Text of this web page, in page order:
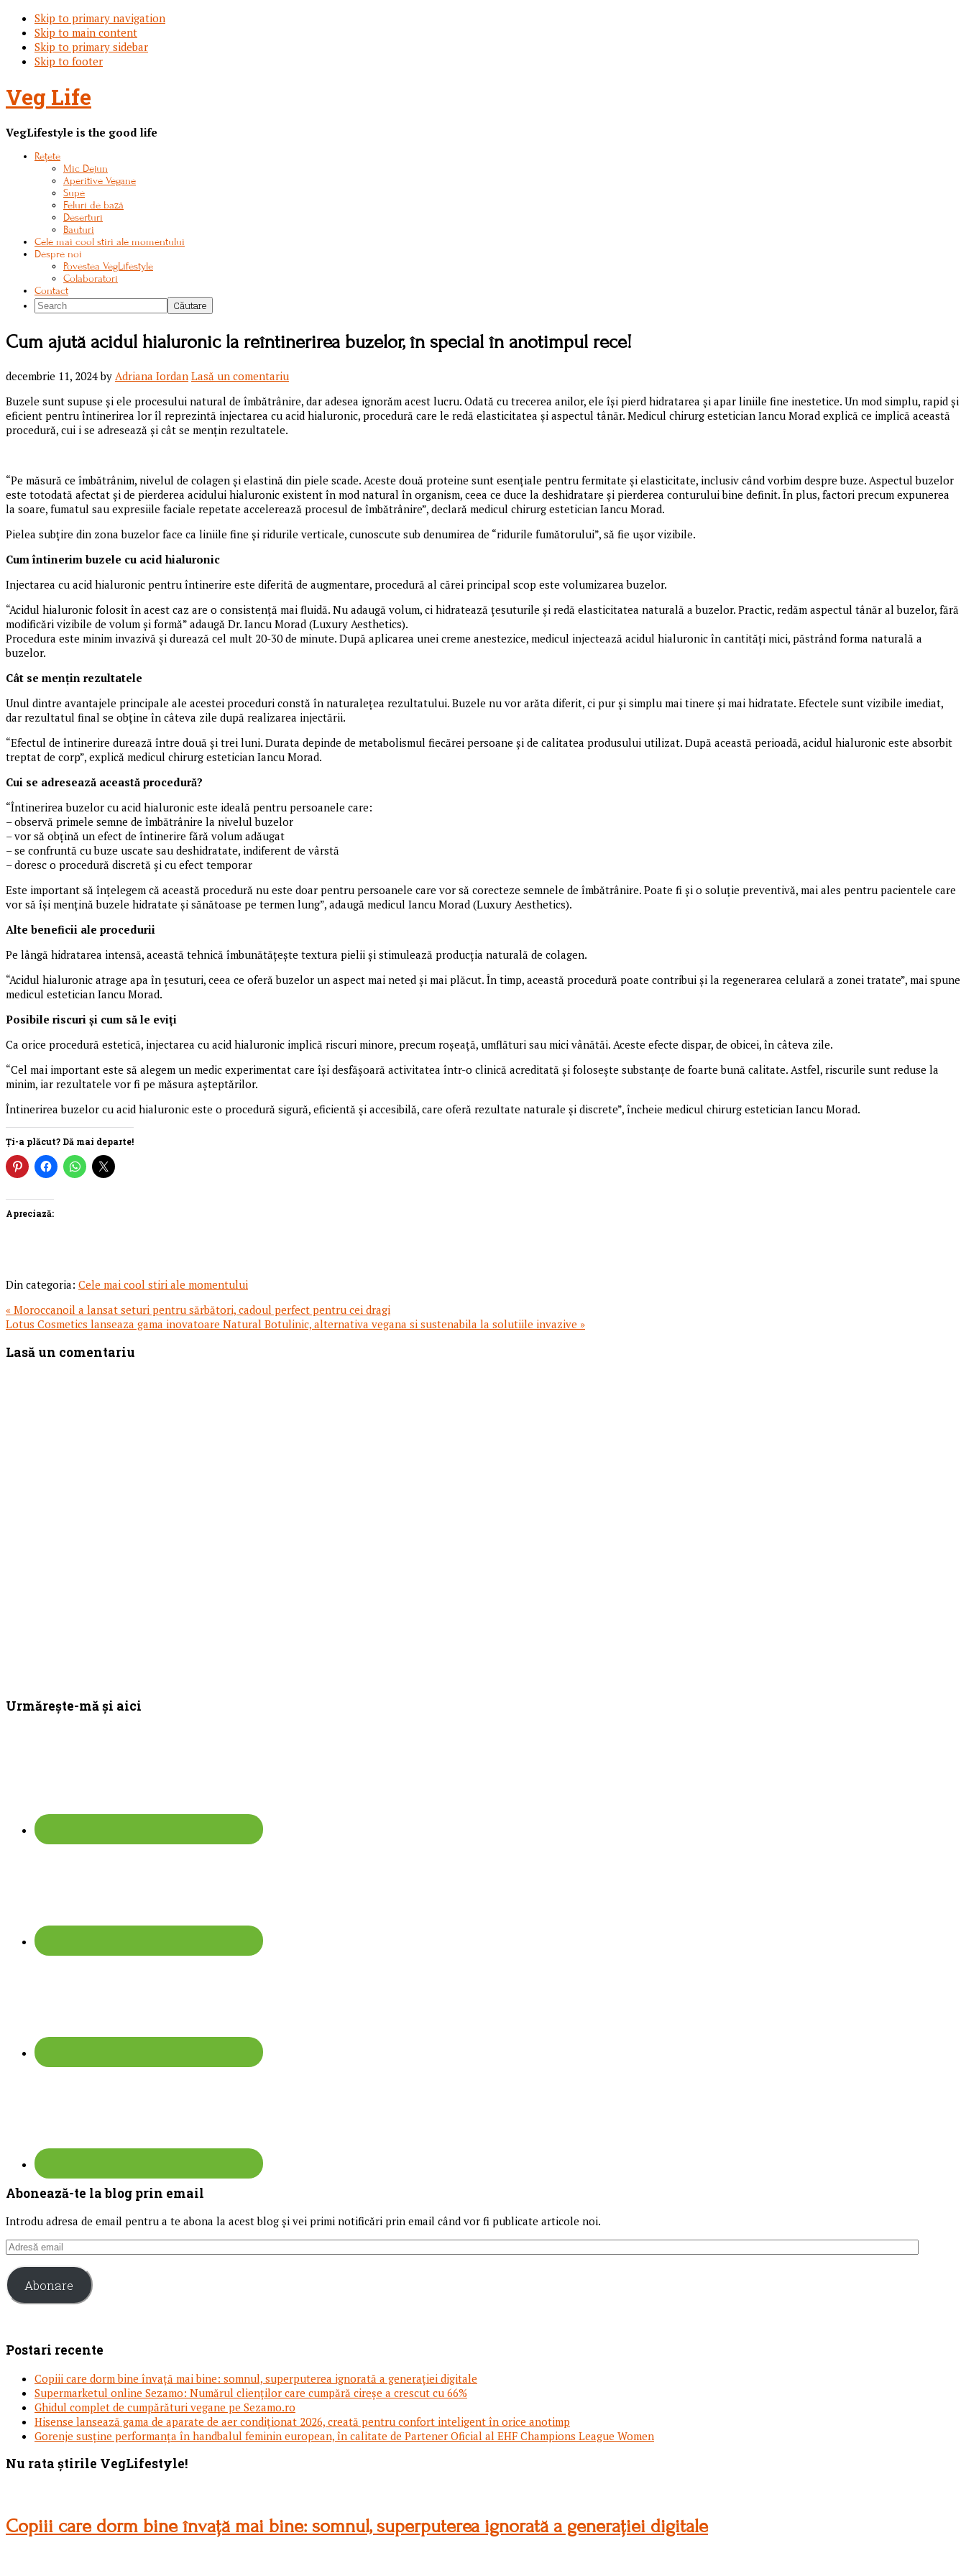
Skip to primary navigation
Skip to main content
Skip to primary sidebar
Skip to footer
Veg Life
VegLifestyle is the good life
Rețete
Mic Dejun
Aperitive Vegane
Supe
Feluri de bază
Deserturi
Bauturi
Cele mai cool stiri ale momentului
Despre noi
Povestea VegLifestyle
Colaboratori
Contact
Search
Cum ajută acidul hialuronic la reîntinerirea buzelor, în special în anotimpul rece!
decembrie 11, 2024by Adriana Iordan Lasă un comentariu
Buzele sunt supuse și ele procesului natural de îmbătrânire, dar adesea ignorăm acest lucru. Odată cu trecerea anilor, ele își pierd hidratarea și apar liniile fine inestetice. Un mod simplu, rapid și
eficient pentru întinerirea lor îl reprezintă injectarea cu acid hialuronic, procedură care le redă elasticitatea și aspectul tânăr. Medicul chirurg estetician Iancu Morad explică ce implică această
procedură, cui i se adresează și cât se mențin rezultatele.
“Pe măsură ce îmbătrânim, nivelul de colagen și elastină din piele scade. Aceste două proteine sunt esențiale pentru fermitate și elasticitate, inclusiv când vorbim despre buze. Aspectul buzelor
este totodată afectat și de pierderea acidului hialuronic existent în mod natural în organism, ceea ce duce la deshidratare și pierderea conturului bine definit. În plus, factori precum expunerea
la soare, fumatul sau expresiile faciale repetate accelerează procesul de îmbătrânire”, declară medicul chirurg estetician Iancu Morad.
Pielea subțire din zona buzelor face ca liniile fine și ridurile verticale, cunoscute sub denumirea de “ridurile fumătorului”, să fie ușor vizibile.
Cum întinerim buzele cu acid hialuronic
Injectarea cu acid hialuronic pentru întinerire este diferită de augmentare, procedură al cărei principal scop este volumizarea buzelor.
“Acidul hialuronic folosit în acest caz are o consistență mai fluidă. Nu adaugă volum, ci hidratează țesuturile și redă elasticitatea naturală a buzelor. Practic, redăm aspectul tânăr al buzelor, fără
modificări vizibile de volum și formă” adaugă Dr. Iancu Morad (Luxury Aesthetics).
Procedura este minim invazivă și durează cel mult 20-30 de minute. După aplicarea unei creme anestezice, medicul injectează acidul hialuronic în cantități mici, păstrând forma naturală a
buzelor.
Cât se mențin rezultatele
Unul dintre avantajele principale ale acestei proceduri constă în naturalețea rezultatului. Buzele nu vor arăta diferit, ci pur și simplu mai tinere și mai hidratate. Efectele sunt vizibile imediat,
dar rezultatul final se obține în câteva zile după realizarea injectării.
“Efectul de întinerire durează între două și trei luni. Durata depinde de metabolismul fiecărei persoane și de calitatea produsului utilizat. După această perioadă, acidul hialuronic este absorbit
treptat de corp”, explică medicul chirurg estetician Iancu Morad.
Cui se adresează această procedură?
“Întinerirea buzelor cu acid hialuronic este ideală pentru persoanele care:
– observă primele semne de îmbătrânire la nivelul buzelor
– vor să obțină un efect de întinerire fără volum adăugat
– se confruntă cu buze uscate sau deshidratate, indiferent de vârstă
– doresc o procedură discretă și cu efect temporar
Este important să înțelegem că această procedură nu este doar pentru persoanele care vor să corecteze semnele de îmbătrânire. Poate fi și o soluție preventivă, mai ales pentru pacientele care
vor să își mențină buzele hidratate și sănătoase pe termen lung”, adaugă medicul Iancu Morad (Luxury Aesthetics).
Alte beneficii ale procedurii
Pe lângă hidratarea intensă, această tehnică îmbunătățește textura pielii și stimulează producția naturală de colagen.
“Acidul hialuronic atrage apa în țesuturi, ceea ce oferă buzelor un aspect mai neted și mai plăcut. În timp, această procedură poate contribui și la regenerarea celulară a zonei tratate”, mai spune
medicul estetician Iancu Morad.
Posibile riscuri și cum să le eviți
Ca orice procedură estetică, injectarea cu acid hialuronic implică riscuri minore, precum roșeață, umflături sau mici vânătăi. Aceste efecte dispar, de obicei, în câteva zile.
“Cel mai important este să alegem un medic experimentat care își desfășoară activitatea într-o clinică acreditată și folosește substanțe de foarte bună calitate. Astfel, riscurile sunt reduse la
minim, iar rezultatele vor fi pe măsura așteptărilor.
Întinerirea buzelor cu acid hialuronic este o procedură sigură, eficientă și accesibilă, care oferă rezultate naturale și discrete”, încheie medicul chirurg estetician Iancu Morad.
Ți-a plăcut? Dă mai departe!
Apreciază:
Din categoria: Cele mai cool stiri ale momentului
Articol
anterior:
« Moroccanoil a lansat seturi pentru sărbători, cadoul perfect pentru cei dragi
Articolul
Lotus Cosmetics lanseaza gama inovatoare Natural Botulinic, alternativa vegana si sustenabila la solutiile invazive »
Reader
Interactions
Lasă un comentariu
Bara
Urmărește-mă și aici
Abonează-te la blog prin email
Introdu adresa de email pentru a te abona la acest blog și vei primi notificări prin email când vor fi publicate articole noi.
Adresă
Abonare
Postari recente
Copiii care dorm bine învață mai bine: somnul, superputerea ignorată a generației digitale
Supermarketul online Sezamo: Numărul clienților care cumpără cireșe a crescut cu 66%
Ghidul complet de cumpărături vegane pe Sezamo.ro
Hisense lansează gama de aparate de aer condiționat 2026, creată pentru confort inteligent în orice anotimp
Gorenje susține performanța în handbalul feminin european, în calitate de Partener Oficial al EHF Champions League Women
Footer
Nu rata știrile VegLifestyle!
Copiii care dorm bine învață mai bine: somnul, superputerea ignorată a generației digitale